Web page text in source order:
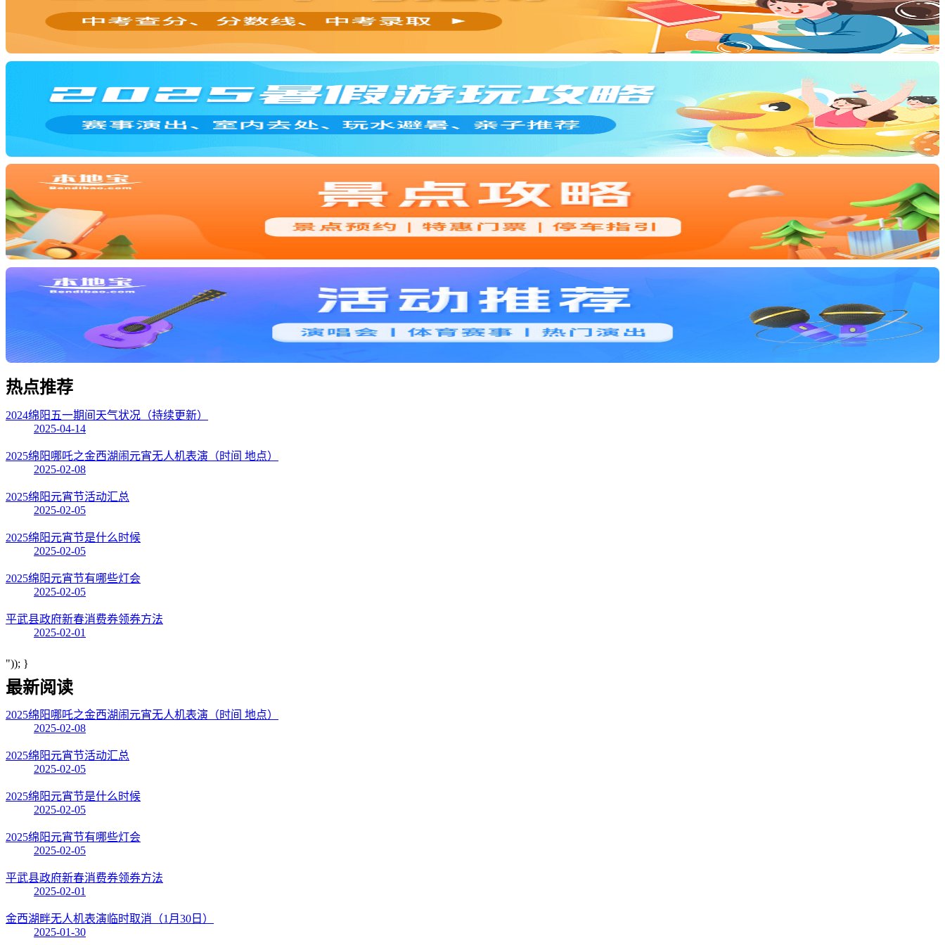
热点推荐
2024绵阳五一期间天气状况（持续更新）
2025-04-14
2025绵阳哪吒之金西湖闹元宵无人机表演（时间 地点）
2025-02-08
2025绵阳元宵节活动汇总
2025-02-05
2025绵阳元宵节是什么时候
2025-02-05
2025绵阳元宵节有哪些灯会
2025-02-05
平武县政府新春消费券领券方法
2025-02-01
")); }
最新阅读
2025绵阳哪吒之金西湖闹元宵无人机表演（时间 地点）
2025-02-08
2025绵阳元宵节活动汇总
2025-02-05
2025绵阳元宵节是什么时候
2025-02-05
2025绵阳元宵节有哪些灯会
2025-02-05
平武县政府新春消费券领券方法
2025-02-01
金西湖畔无人机表演临时取消（1月30日）
2025-01-30